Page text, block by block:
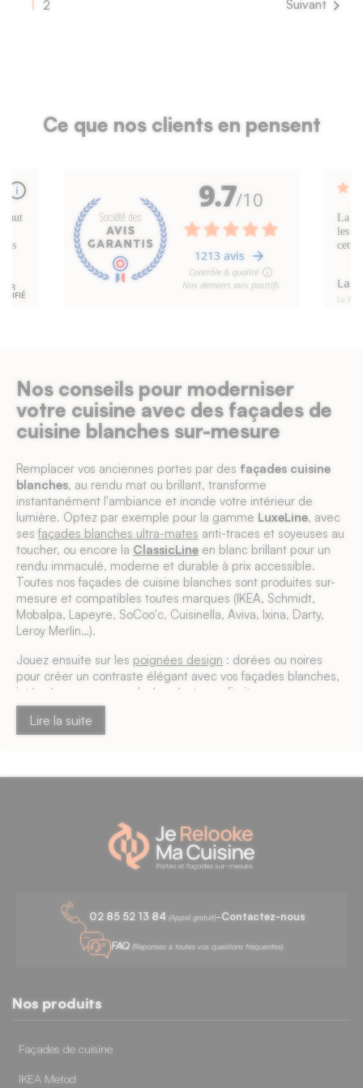
2 Suivant 
Ce que nos clients en pensent
Nos conseils pour moderniser
votre cuisine avec des façades de
cuisine blanches sur-mesure
Remplacer vos anciennes portes par des façades cuisine
blanches, au rendu mat ou brillant, transforme
instantanément l'ambiance et inonde votre intérieur de
lumière. Optez par exemple pour la gamme LuxeLine, avec
ses façades blanches ultra-mates anti-traces et soyeuses au
toucher, ou encore la ClassicLine en blanc brillant pour un
rendu immaculé, moderne et durable à prix accessible.
Toutes nos façades de cuisine blanches sont produites sur-
mesure et compatibles toutes marques (IKEA, Schmidt,
Mobalpa, Lapeyre, SoCoo'c, Cuisinella, Aviva, Ixina, Darty,
Leroy Merlin…).
Jouez ensuite sur les poignées design : dorées ou noires
pour créer un contraste élégant avec vos façades blanches,
intégrées pour un rendu épuré et sans fioriture, ou en
système push pour un design 100% fluide et aérien.
Lire la suite
02 85 52 13 84 (Appel gratuit)-Contactez-nous
FAQ (Réponses à toutes vos questions fréquentes)
Nos produits
Façades de cuisine
IKEA Metod